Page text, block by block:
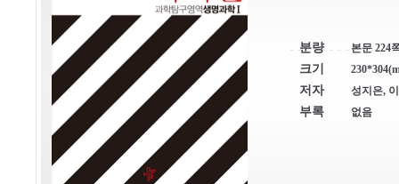
분량 본문 224
크기
저자 성지은,
부록 없음